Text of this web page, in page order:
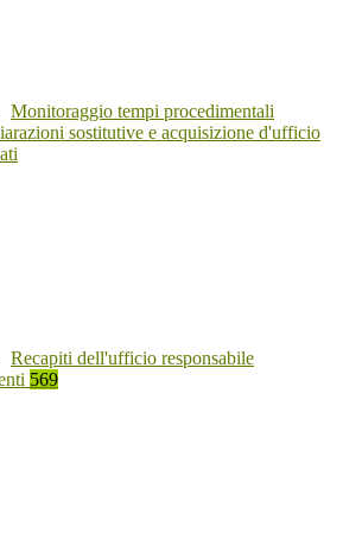
Monitoraggio tempi procedimentali
sostitutive e acquisizione d'ufficio
Recapiti dell'ufficio responsabile
569